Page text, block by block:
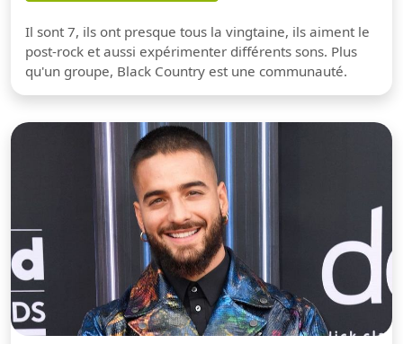
Il sont 7, ils ont presque tous la vingtaine, ils aiment le
post-rock et aussi expérimenter différents sons. Plus
qu'un groupe, Black Country est une communauté.